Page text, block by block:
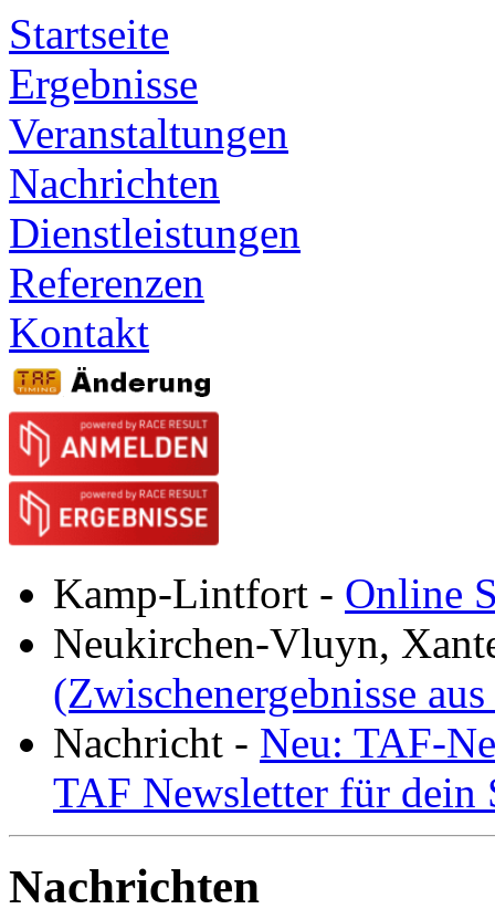
Startseite
Ergebnisse
Veranstaltungen
Nachrichten
Dienstleistungen
Referenzen
Kontakt
Kamp-Lintfort - Online
Neukirchen-Vluyn,
(Zwischenergebnisse
Nachricht - Neu: TAF-
TAF Newsletter für dein
Nachrichten